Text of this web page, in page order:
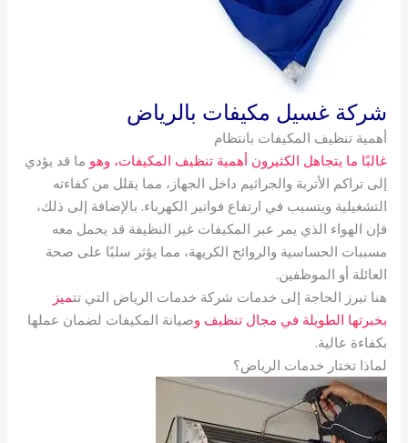
شركة غسيل مكيفات بالرياض
أهمية تنظيف المكيفات بانتظام
غالبًا ما يتجاهل الكثيرون أهمية تنظيف المكيفات، وهو ما قد يؤدي
إلى تراكم الأتربة والجراثيم داخل الجهاز، مما يقلل من كفاءته
التشغيلية ويتسبب في ارتفاع فواتير الكهرباء. بالإضافة إلى ذلك،
فإن الهواء الذي يمر عبر المكيفات غير النظيفة قد يحمل معه
مسببات الحساسية والروائح الكريهة، مما يؤثر سلبًا على صحة
العائلة أو الموظفين.
هنا تبرز الحاجة إلى خدمات شركة خدمات الرياض التي تتميز
بخبرتها الطويلة في مجال تنظيف وصيانة المكيفات لضمان عملها
بكفاءة عالية.
لماذا تختار خدمات الرياض؟